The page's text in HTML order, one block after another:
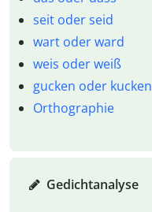
seit oder seid
wart oder ward
weis oder weiß
gucken oder kucken
Orthographie
Gedichtanalyse